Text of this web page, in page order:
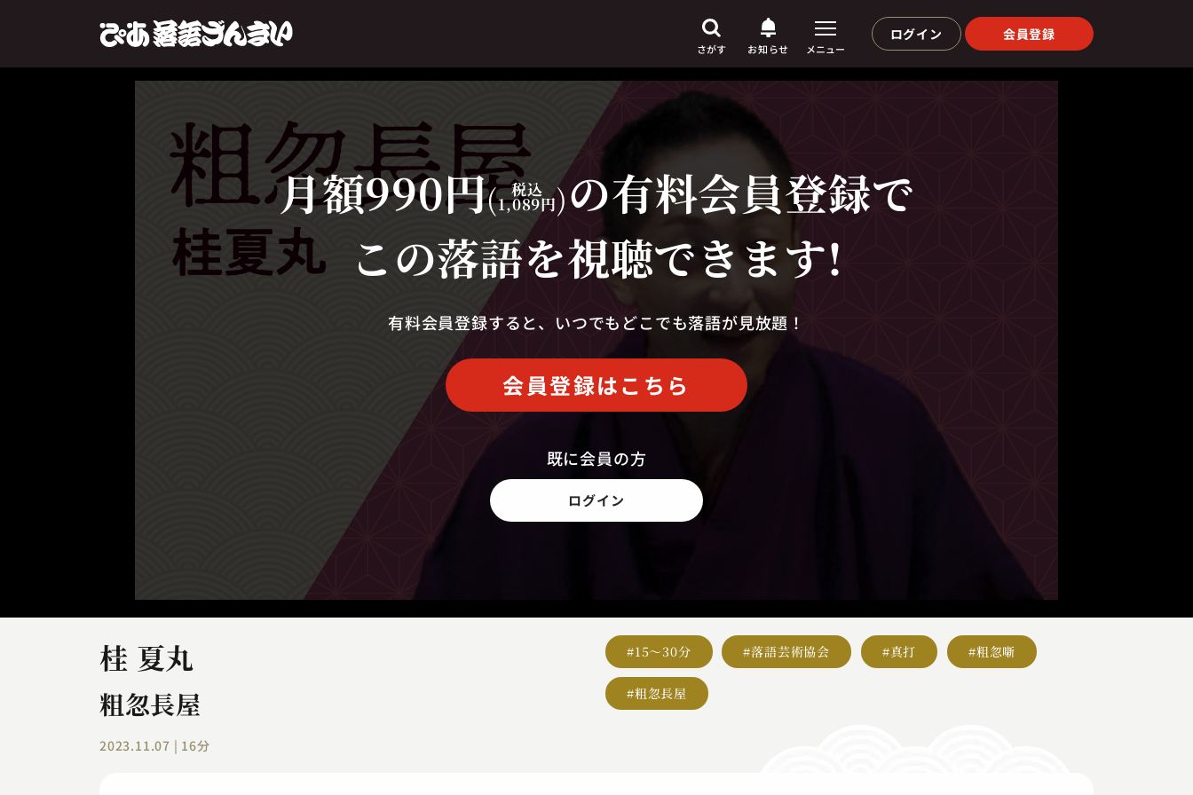
さがす
芸人からさがす
演目
上演時間からさがす
お知らせ メニュー
ログイン 会員登録
月額990円( 税込
1,089円)の有料会員登録で
この落語を視聴できます!
有料会員登録すると、いつでもどこでも落語が見放題！
会員登録はこちら
既に会員の方
ログイン
桂 夏丸
粗忽長屋
2023.11.07 | 16分
#15～30分 #落語芸術協会 #真打 #粗忽噺
#粗忽長屋